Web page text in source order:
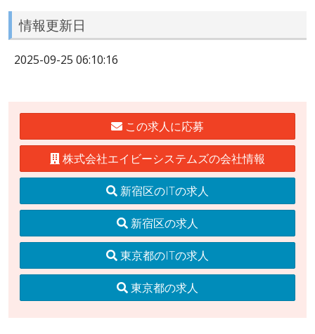
情報更新日
2025-09-25 06:10:16
この求人に応募
株式会社エイビーシステムズの会社情報
新宿区のITの求人
新宿区の求人
東京都のITの求人
東京都の求人